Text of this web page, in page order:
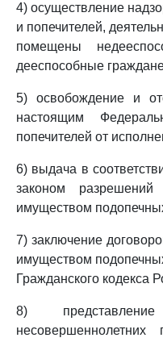
4) осуществление
и попечителей,
помещены
дееспособные
5) освобождение и
настоящим
попечителей от
6) выдача в
законом
имуществом
7) заключение
имуществом
Гражданского кодекса
8)